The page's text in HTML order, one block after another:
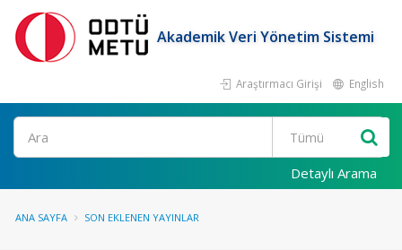
Akademik Veri Yönetim Sistemi
Araştırmacı Girişi English
Ara
Detaylı Arama
ANA SAYFA SON EKLENEN YAYINLAR